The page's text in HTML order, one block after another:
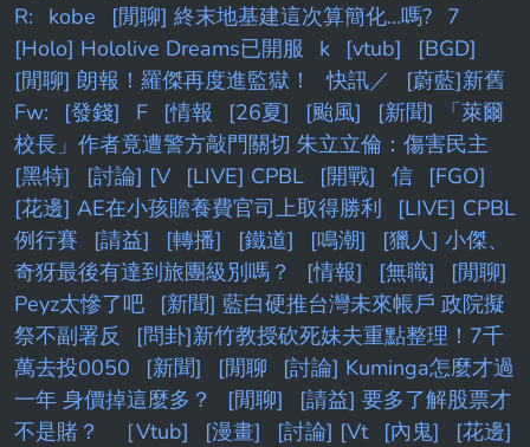
R:
kobe [閒聊] 終末地基建這次算簡化...嗎? 7
[Holo] Hololive Dreams已開服
k [vtub]
[BGD]
[閒聊] 朗報！羅傑再度進監獄！
快訊／
[蔚藍]新舊
Fw:
[發錢] F [情報 [26夏] [颱風]
[新聞] 「萊爾
校長」作者竟遭警方敲門關切 朱立立倫：傷害民主
[黑特]
[討論] [V [LIVE] CPBL [開戰] 信
[FGO]
[花邊] AE在小孩贍養費官司上取得勝利
[LIVE] CPBL
例行賽
[請益] [轉播] [鐵道] [鳴潮]
[獵人] 小傑、
奇犽最後有達到旅團級別嗎？
[情報] [無職]
[閒聊]
Peyz太慘了吧
[新聞] 藍白硬推台灣未來帳戶 政院擬
祭不副署反
[問卦]新竹教授砍死妹夫重點整理！7千
萬去投0050
[新聞] [閒聊
[討論] Kuminga怎麼才過
一年 身價掉這麼多？
[閒聊]
[請益] 要多了解股票才
不是賭？
［Vtub] [漫畫] [討論] [Vt [內鬼]
[花邊]